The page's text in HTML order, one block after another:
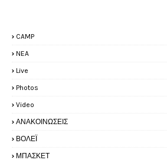
CAMP
NEA
Live
Photos
Video
ΑΝΑΚΟΙΝΩΣΕΙΣ
ΒΟΛΕΪ
ΜΠΑΣΚΕΤ